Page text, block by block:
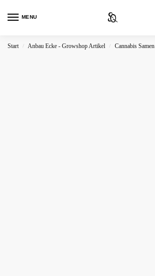
MENU
Start / Anbau Ecke - Growshop Artikel / Cannabis Samen